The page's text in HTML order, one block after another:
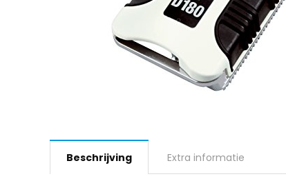
Beschrijving Extra informatie